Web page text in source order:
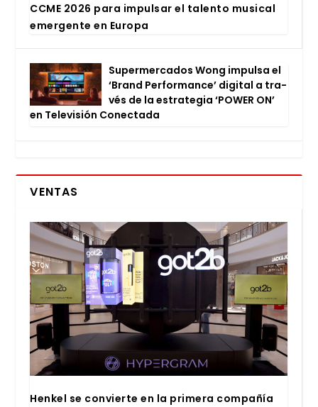
CCME 2026 para impul­sar el talen­to musi­cal
emer­gen­te en Euro­pa
Super­mer­ca­dos Wong impul­sa el
‘Brand Per­for­man­ce’ digi­tal a tra­
vés de la estra­te­gia ‘POWER ON’
en Tele­vi­sión Conec­ta­da
VENTAS
Hen­kel se con­vier­te en la pri­me­ra com­pa­ñía